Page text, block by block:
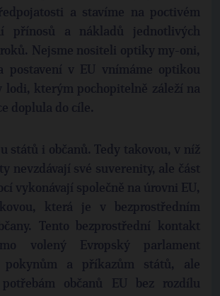
a stavíme na poctivém
přínosů a nákladů jednotlivých
Nejsme nositeli optiky my-oni,
postavení v EU vnímáme optikou
lodi, kterým pochopitelně záleží na
doplula do cíle.
států i občanů. Tedy takovou, v níž
nevzdávají své suverenity, ale část
vykonávají společně na úrovni EU,
která je v bezprostředním
Tento bezprostřední kontakt
volený Evropský parlament
pokynům a příkazům států, ale
potřebám občanů EU bez rozdílu